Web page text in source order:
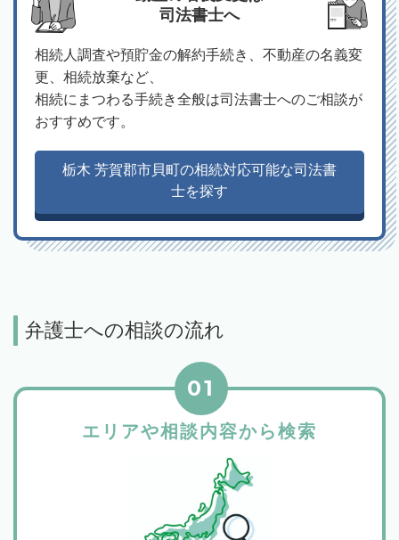
司法書士へ
相続人調査や預貯金の解約手続き、不動産の名義変
更、相続放棄など、
相続にまつわる手続き全般は司法書士へのご相談が
おすすめです。
栃木 芳賀郡市貝町の相続対応可能な司法書
士を探す
弁護士への相談の流れ
エリアや相談内容から検索
01